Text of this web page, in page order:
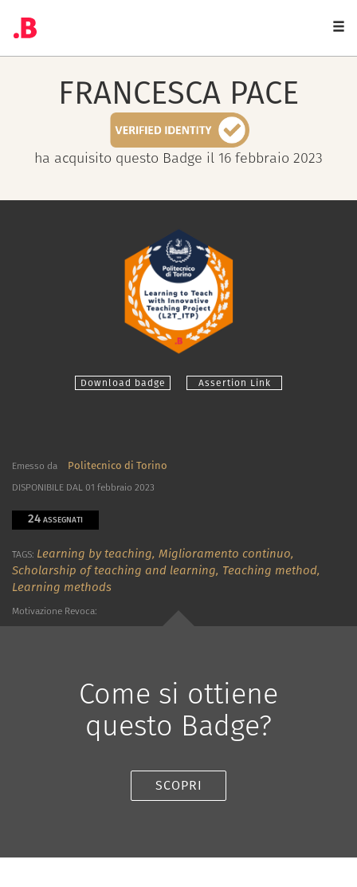
FRANCESCA PACE
ha acquisito questo Badge il 16 febbraio 2023
Download badge Assertion Link
Emesso da Politecnico di Torino
DISPONIBILE DAL 01 febbraio 2023
24 ASSEGNATI
TAGS: Learning by teaching, Miglioramento continuo,
Scholarship of teaching and learning, Teaching method,
Learning methods
Motivazione Revoca:
Come si ottiene
questo Badge?
SCOPRI